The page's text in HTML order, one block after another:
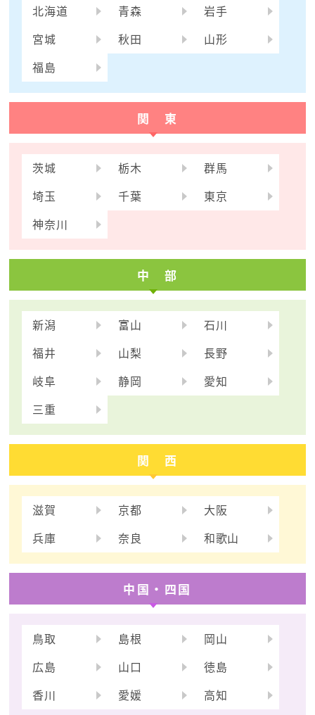
北海道 青森
岩手
宮城
秋田
山形
福島
関 東
茨城 栃木
群馬
埼玉
千葉
東京
神奈川
中 部
新潟 富山
石川
福井
山梨
長野
岐阜
静岡
愛知
三重
関 西
滋賀 京都
大阪
兵庫
奈良 和歌山
中国・四国
鳥取 島根
岡山
広島
山口
徳島
香川
愛媛 高知